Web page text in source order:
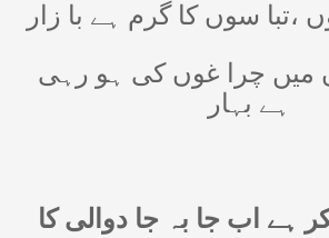
،تبا سوں کا گرم ہے با زار
میں چرا غوں کی ہو رہی
ہے بہار
ہے اب جا بہ جا دوالی کا